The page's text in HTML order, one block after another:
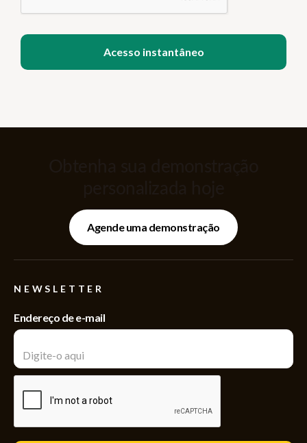
Agende uma demonstração
NEWSLETTER
Endereço de e-mail